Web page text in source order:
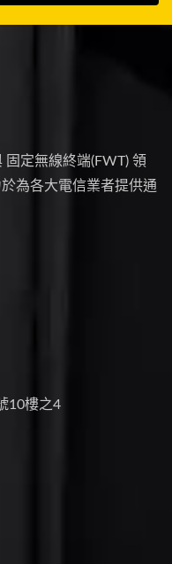
固定無線終端(FWT) 領
為各大電信業者提供通
10樓之4